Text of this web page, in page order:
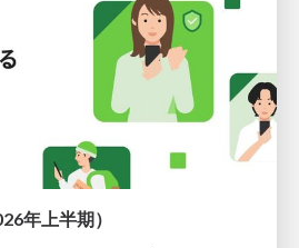
年上半期）